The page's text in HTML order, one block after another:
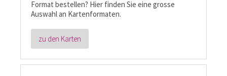
Format bestellen? Hier finden Sie eine grosse
Auswahl an Kartenformaten.
zu den Karten